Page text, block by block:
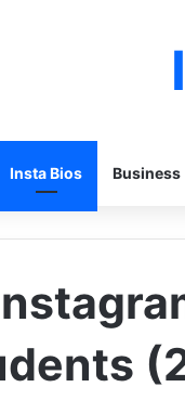
Insta Bios Business